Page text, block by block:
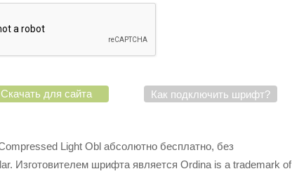
Скачать для сайта Как подключить шрифт?
Light Obl абсолютно бесплатно, без
Изготовителем шрифта является Ordina is a trademark of